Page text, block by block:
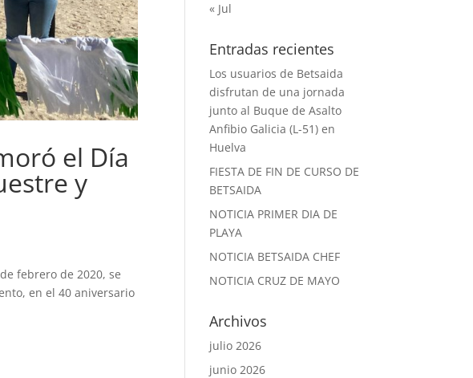
el Día
y
febrero de 2020, se
en el 40 aniversario
« Jul
Entradas recientes
Los usuarios de Betsaida
disfrutan de una jornada
junto al Buque de Asalto
Anfibio Galicia (L-51) en
Huelva
FIESTA DE FIN DE CURSO DE
BETSAIDA
NOTICIA PRIMER DIA DE
PLAYA
NOTICIA BETSAIDA CHEF
NOTICIA CRUZ DE MAYO
Archivos
julio 2026
junio 2026